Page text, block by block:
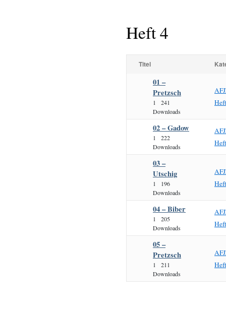
Heft 4
Titel
01 –
Pretzsch
1
241
Downloads
02 – Gadow
1
222
Downloads
03 –
Utschig
1
196
Downloads
04 – Biber
1
205
Downloads
05 –
Pretzsch
1
211
Downloads